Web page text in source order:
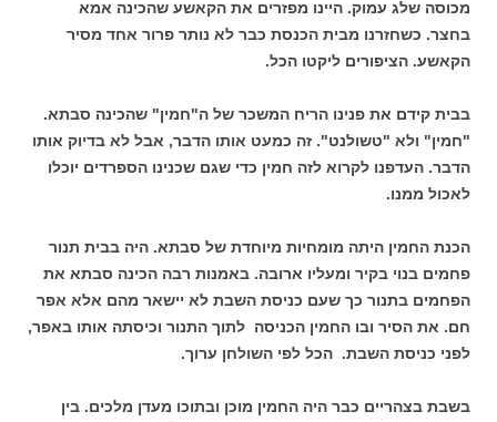
מכוסה שלג עמוק. היינו מפזרים את הקאשע שהכינה אמא
בחצר. כשחזרנו מבית הכנסת כבר לא נותר פרור אחד מסיר
הקאשע. הציפורים ליקטו הכל.
בבית קידם את פנינו הריח המשכר של ה"חמין" שהכינה סבתא.
"חמין" ולא "טשולנט". זה כמעט אותו הדבר, אבל לא בדיוק אותו
הדבר. העדפנו לקרוא לזה חמין כדי שגם שכנינו הספרדים יוכלו
לאכול ממנו.
הכנת החמין היתה מומחיות מיוחדת של סבתא. היה בבית תנור
פחמים בנוי בקיר ומעליו ארובה. באמנות רבה הכינה סבתא את
הפחמים בתנור כך שעם כניסת השבת לא יישאר מהם אלא אפר
חם. את הסיר ובו החמין הכניסה לתוך התנור וכיסתה אותו באפר,
לפני כניסת השבת. הכל לפי השולחן ערוך.
בשבת בצהריים כבר היה החמין מוכן ובתוכו מעדן מלכים. בין